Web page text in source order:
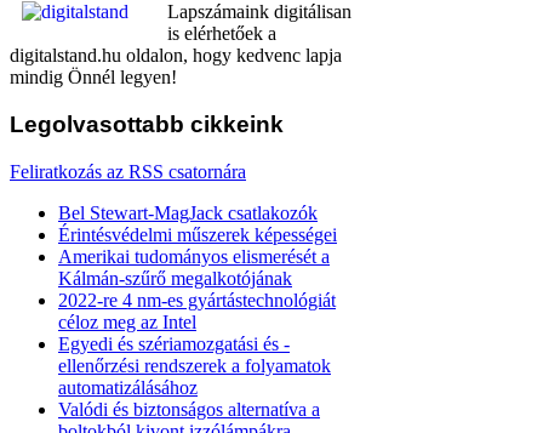
Lapszámaink digitálisan
is elérhetőek a
digitalstand.hu oldalon, hogy kedvenc lapja
mindig Önnél legyen!
Legolvasottabb cikkeink
Feliratkozás az RSS csatornára
Bel Stewart-MagJack csatlakozók
Érintésvédelmi műszerek képességei
Amerikai tudományos elismerését a
Kálmán-szűrő megalkotójának
2022-re 4 nm-es gyártástechnológiát
céloz meg az Intel
Egyedi és szériamozgatási és -
ellenőrzési rendszerek a folyamatok
automatizálásához
Valódi és biztonságos alternatíva a